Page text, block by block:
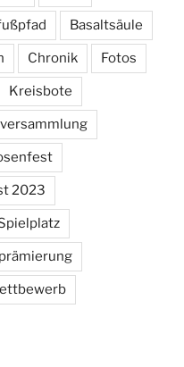
Basaltsäule
Chronik Fotos
Kreisbote
2023